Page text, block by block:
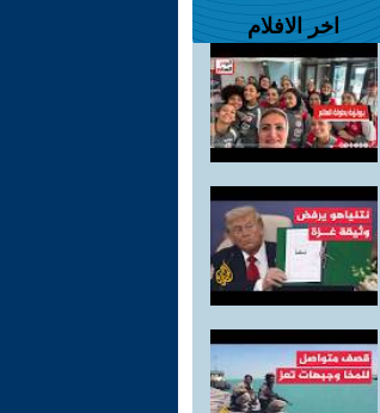
اخر الافلام